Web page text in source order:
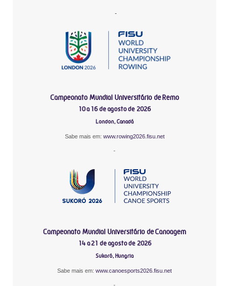
-
Campeonato Mundial Universitário de Remo
10 a 16 de agosto de 2026
London, Canadá
Sabe mais em: www.rowing2026.fisu.net
-
Campeonato Mundial Universitário de Canoagem
14 a 21 de agosto de 2026
Sukoró, Hungria
Sabe mais em: www.canoesports2026.fisu.net
-